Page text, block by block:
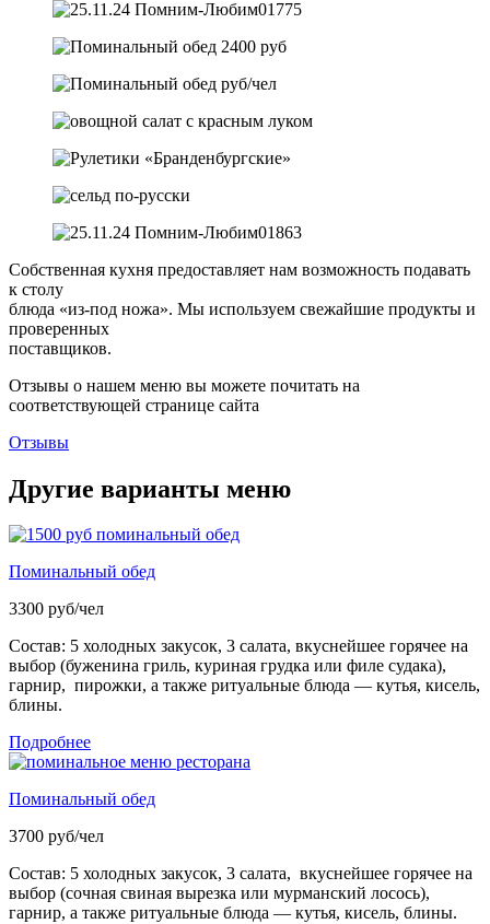
Собственная кухня предоставляет нам возможность подавать
к столу
блюда «из-под ножа». Мы используем свежайшие продукты и
проверенных
поставщиков.
Отзывы о нашем меню вы можете почитать на
соответствующей странице сайта
Отзывы
Другие варианты меню​
Поминальный обед
3300 руб/чел
Состав: 5 холодных закусок, 3 салата, вкуснейшее горячее на
выбор (буженина гриль, куриная грудка или филе судака),
гарнир, пирожки, а также ритуальные блюда — кутья, кисель,
блины.
Подробнее
Поминальный обед
3700 руб/чел
Состав: 5 холодных закусок, 3 салата, вкуснейшее горячее на
выбор (сочная свиная вырезка или мурманский лосось),
гарнир, а также ритуальные блюда — кутья, кисель, блины.